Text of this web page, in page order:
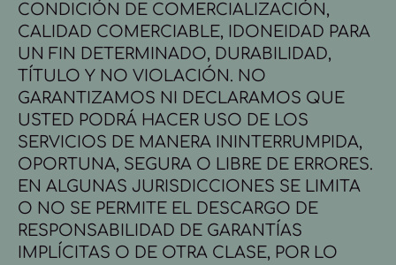
CONDICIÓN DE COMERCIALIZACIÓN,
CALIDAD COMERCIABLE, IDONEIDAD PARA
UN FIN DETERMINADO, DURABILIDAD,
TÍTULO Y NO VIOLACIÓN. NO
GARANTIZAMOS NI DECLARAMOS QUE
USTED PODRÁ HACER USO DE LOS
SERVICIOS DE MANERA ININTERRUMPIDA,
OPORTUNA, SEGURA O LIBRE DE ERRORES.
EN ALGUNAS JURISDICCIONES SE LIMITA
O NO SE PERMITE EL DESCARGO DE
RESPONSABILIDAD DE GARANTÍAS
IMPLÍCITAS O DE OTRA CLASE, POR LO